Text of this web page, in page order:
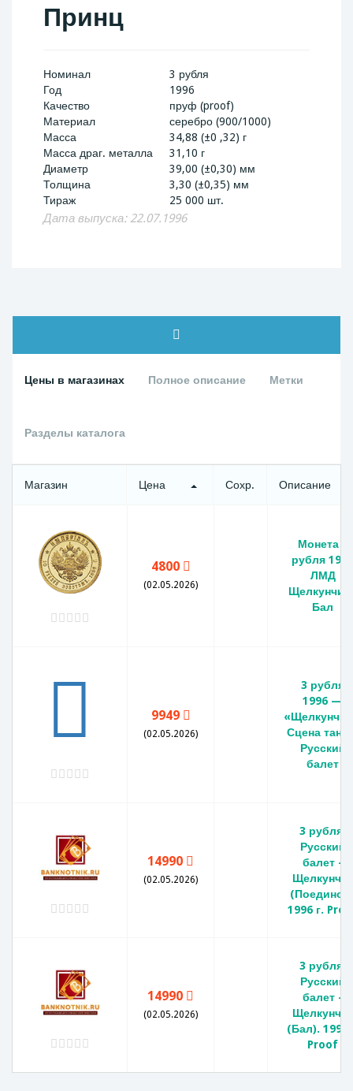
Принц
Номинал
3 рубля
Год
1996
Качество
пруф (proof)
Материал
серебро (900/1000)
Масса
34,88 (±0 ,32) г
Масса драг. металла
31,10 г
Диаметр
39,00 (±0,30) мм
Толщина
3,30 (±0,35) мм
Тираж
25 000 шт.
Дата выпуска: 22.07.1996
Цены в магазинах Полное описание Метки
Разделы каталога
Магазин Цена Сохр. Описание
4800
(02.05.2026)
Монета 3
рубля 1996
ЛМД
Щелкунчик
Бал
9949
(02.05.2026)
3 рубля
1996 —
Сцена
Русский
балет
14990
(02.05.2026)
3 рубля.
Русский
балет -
Щелкунчик
1996 г.
14990
(02.05.2026)
3 рубля.
Русский
балет -
Щелкунчик
(Бал). 1996
Proof